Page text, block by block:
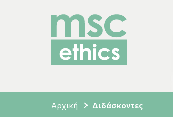
Αρχική Διδάσκοντες